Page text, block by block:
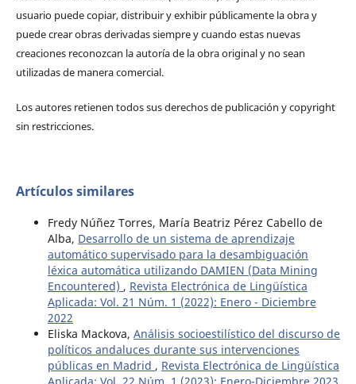
usuario puede copiar, distribuir y exhibir públicamente la obra y
puede crear obras derivadas siempre y cuando estas nuevas
creaciones reconozcan la autoría de la obra original y no sean
utilizadas de manera comercial.
Los autores retienen todos sus derechos de publicación y copyright
sin restricciones.
Artículos similares
Fredy Núñez Torres, María Beatriz Pérez Cabello de
Alba, Desarrollo de un sistema de aprendizaje
automático supervisado para la desambiguación
léxica automática utilizando DAMIEN (Data Mining
Encountered) , Revista Electrónica de Lingüística
Aplicada: Vol. 21 Núm. 1 (2022): Enero - Diciembre
2022
Eliska Mackova, Análisis socioestilístico del discurso de
políticos andaluces durante sus intervenciones
públicas en Madrid , Revista Electrónica de Lingüística